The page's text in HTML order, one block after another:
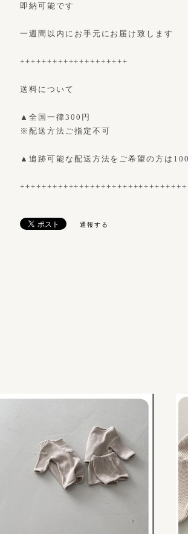
即納可能です
一週間以内にお手元にお届け致します
++++++++++++++++++++
送料について
▲全国一律300円
※配送方法ご指定不可
▲追跡可能な配送方法をご希望の方は
通報する